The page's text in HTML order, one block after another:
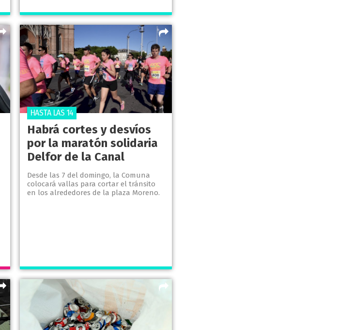
Habrá cortes y desvíos
por la maratón solidaria
Delfor de la Canal
Desde las 7 del domingo, la Comuna
colocará vallas para cortar el tránsito
en los alrededores de la plaza Moreno.
HASTA LAS 14